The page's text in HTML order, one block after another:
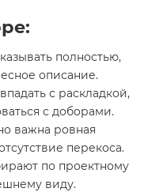
полностью,
описание.
с раскладкой,
с доборами.
важна ровная
перекоса.
по проектному
виду.